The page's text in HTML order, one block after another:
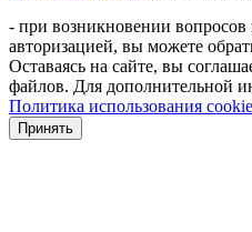
- при возникновении
авторизацией, вы можете
Оставаясь на сайте, вы
файлов. Для дополнительной
Политика использования
Принять